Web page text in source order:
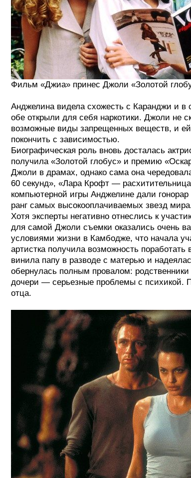
Фильм «Джиа» принес Джоли «Золотой
Анджелина видела схожесть с Каранджи и
обе открыли для себя наркотики. Джоли не
возможные виды запрещенных веществ, и
покончить с зависимостью.
Биографическая роль вновь досталась
получила «Золотой глобус» и премию
Джоли в драмах, однако сама она
60 секунд», «Лара Крофт —
компьютерной игры Анджелине дали
ранг самых высокооплачиваемых звезд
Хотя эксперты негативно отнеслись к
для самой Джоли съемки оказались очень
условиями жизни в Камбодже, что начала
артистка получила возможность
винила папу в разводе с матерью и
обернулась полным провалом:
дочери — серьезные проблемы с психикой.
отца.